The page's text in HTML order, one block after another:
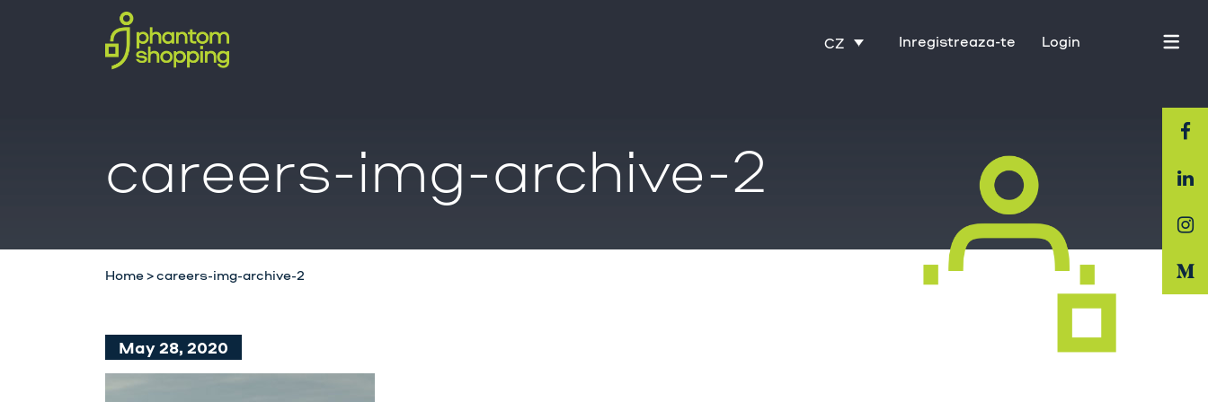
CZ Inregistreaza-te Login
O nás
Průmysl
Služby
careers-img-archive-2
Home>careers-img-archive-2
May 28, 2020